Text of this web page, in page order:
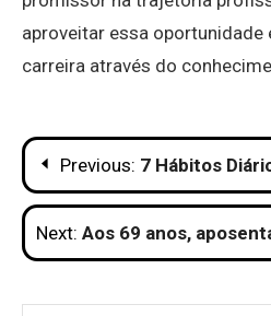
aproveitar essa
carreira através do
Navegação
de
Post
Previous: 7 Hábitos
Next: Aos 69 anos,